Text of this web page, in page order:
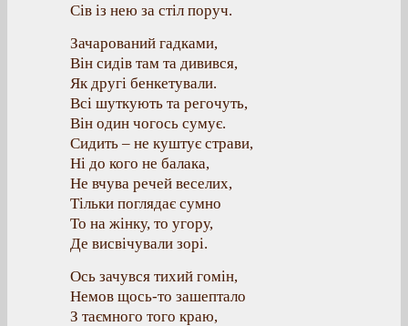
Сів із нею за стіл поруч.
Зачарований гадками,
Він сидів там та дивився,
Як другі бенкетували.
Всі шуткують та регочуть,
Він один чогось сумує.
Сидить – не куштує страви,
Ні до кого не балака,
Не вчува речей веселих,
Тільки поглядає сумно
То на жінку, то угору,
Де висвічували зорі.
Ось зачувся тихий гомін,
Немов щось-то зашептало
З таємного того краю,